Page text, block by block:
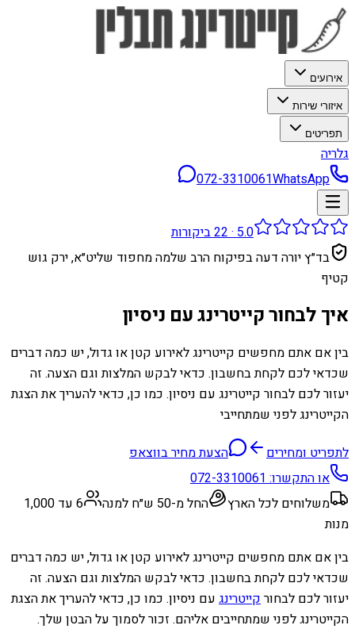
אירועים
איזורי שירות
תפריטים
גלריה
072-3310061WhatsApp
5.0
·
22ביקורות
בד״ץ יורה דעה בפיקוח הרב שלמה מחפוד שליט״א, ירק גוש
קטיף
איך לבחור קייטרינג עם ניסיון
בין אם אתם מחפשים קייטרינג לאירוע קטן או גדול, יש כמה דברים
שכדאי לכם לקחת בחשבון. כדאי לבקש המלצות וגם הצעה. זה
יעזור לכם לבחור קייטרינג עם ניסיון. כמו כן, כדאי להעריך את הצגת
הקייטרינג לפני שמתחייבי
לתפריט ומחירים
הצעת מחיר בווצאפ
או התקשרו:072-3310061
משלוחים לכל הארץ
החל מ-50 ש״ח למנה
6 עד 1,000
מנות
בין אם אתם מחפשים קייטרינג לאירוע קטן או גדול, יש כמה דברים
שכדאי לכם לקחת בחשבון. כדאי לבקש המלצות וגם הצעה. זה
יעזור לכם לבחורקייטרינג עם ניסיון. כמו כן, כדאי להעריך את הצגת
הקייטרינג לפני שמתחייבים אליהם. זכור לסמוך על הבטן שלך.